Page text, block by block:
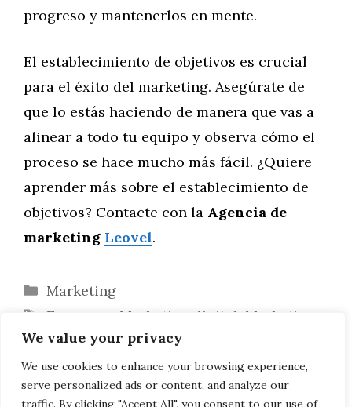
We value your privacy
We use cookies to enhance your browsing experience,
serve personalized ads or content, and analyze our
traffic. By clicking "Accept All", you consent to our use of
progreso y mantenerlos en mente.
El establecimiento de objetivos es crucial
para el éxito del marketing. Asegúrate de
que lo estás haciendo de manera que vas a
alinear a todo tu equipo y observa cómo el
proceso se hace mucho más fácil. ¿Quiere
aprender más sobre el establecimiento de
objetivos? Contacte con la Agencia de
marketing Leovel.
Categorías
Marketing
Etiquetas
Empresas Marketing digital Marketing
online,Publicidad
El proceso creativo en marketing
Tendencias en marketing